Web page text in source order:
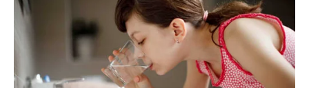
Según la Alcaldía de Medellín, cada intervención incluyó
mejoras estructurales y la participación de artistas
urbanos para integrar elementos de identidad local. En el
caso de Santa Cruz y Aures 2,
el artista Alejandro
estuvo a cargo del componente visual.